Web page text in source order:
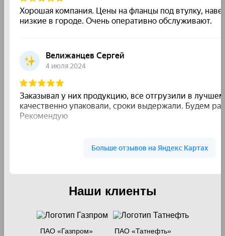
Наши клиенты
ПАО «Газпром» ПАО «Татнефть»